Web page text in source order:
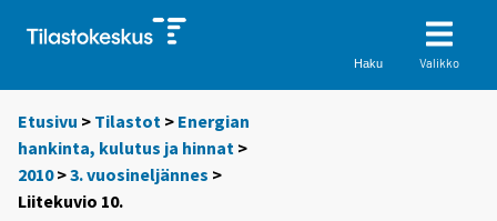
Haku Valikko
Etusivu > Tilastot > Energian
hankinta, kulutus ja hinnat >
2010>3. vuosineljännes >
Liitekuvio 10.